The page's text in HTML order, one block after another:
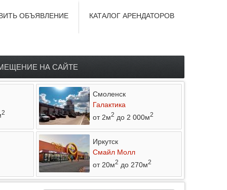
КАТАЛОГ АРЕНДАТОРОВ
ОБЪЯВЛЕНИЕ
НА САЙТЕ
2
Смоленск
Галактика
от 2м2 до 2 000м2
Иркутск
Смайл Молл
от 20м2 до 270м2